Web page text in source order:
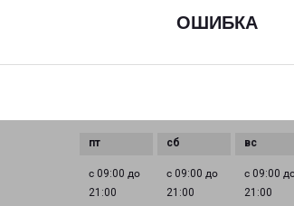
ОШИБКА
с 09:00 до
21:00
с 09:00 до
21:00
с 09:00
21:00